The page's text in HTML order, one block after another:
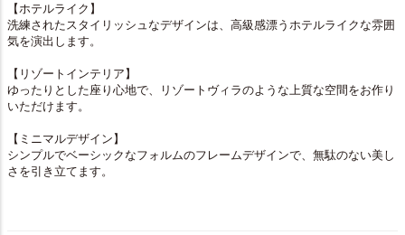
【ホテルライク】
洗練されたスタイリッシュなデザインは、高級感漂うホテルライクな雰囲
気を演出します。
【リゾートインテリア】
ゆったりとした座り心地で、リゾートヴィラのような上質な空間をお作り
いただけます。
【ミニマルデザイン】
シンプルでベーシックなフォルムのフレームデザインで、無駄のない美し
さを引き立てます。